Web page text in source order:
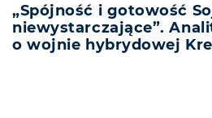
„Spójność i gotowość
niewystarczające”.
o wojnie hybrydowej